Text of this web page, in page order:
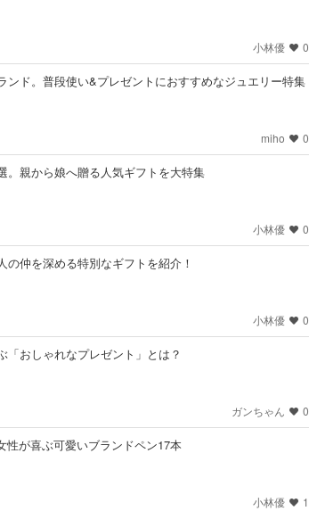
小林優 0
ンド。普段使い&プレゼントにおすすめなジュエリー特集
miho 0
。親から娘へ贈る人気ギフトを大特集
小林優 0
仲を深める特別なギフトを紹介！
小林優 0
「おしゃれなプレゼント」とは？
ガンちゃん 0
性が喜ぶ可愛いブランドペン17本
小林優 1